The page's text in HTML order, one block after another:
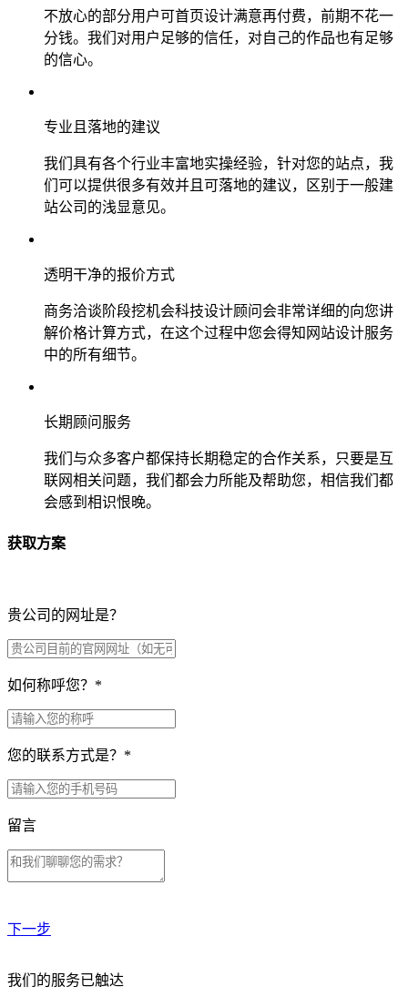
不放心的部分用户可首页设计满意再付费，前期不花一
分钱。我们对用户足够的信任，对自己的作品也有足够
的信心。
专业且落地的建议
我们具有各个行业丰富地实操经验，针对您的站点，我
们可以提供很多有效并且可落地的建议，区别于一般建
站公司的浅显意见。
透明干净的报价方式
商务洽谈阶段挖机会科技设计顾问会非常详细的向您讲
解价格计算方式，在这个过程中您会得知网站设计服务
中的所有细节。
长期顾问服务
我们与众多客户都保持长期稳定的合作关系，只要是互
联网相关问题，我们都会力所能及帮助您，相信我们都
会感到相识恨晚。
获取方案
贵公司的网址是？
如何称呼您？ *
您的联系方式是？ *
留言
下一步
贵公司预算范围是？
我们的服务已触达